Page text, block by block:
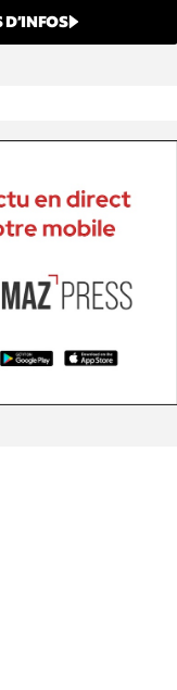
D’INFOS